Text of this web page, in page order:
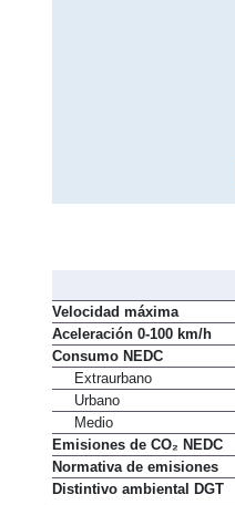
Velocidad máxima
Aceleración 0-100 km/h
Consumo NEDC
Extraurbano
Urbano
Medio
Emisiones de CO₂ NEDC
Normativa de emisiones
Distintivo ambiental DGT